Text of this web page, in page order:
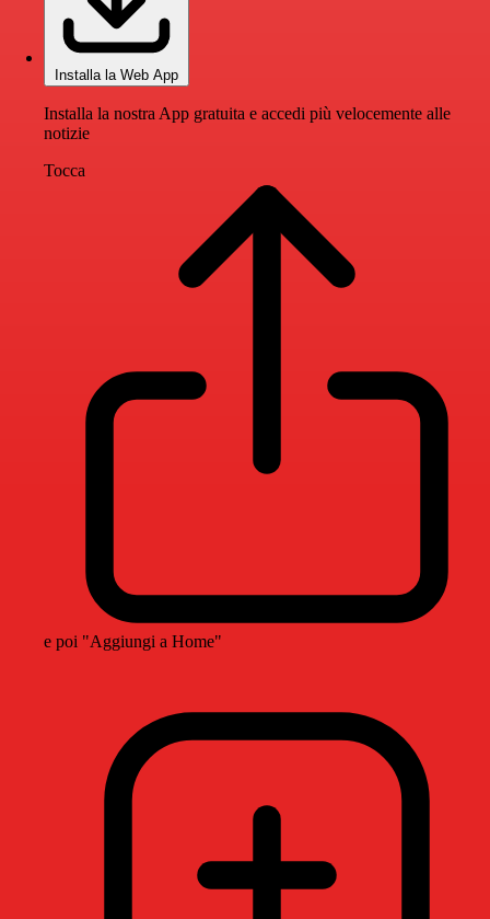
Installa la Web App
Installa la nostra App gratuita e accedi più velocemente alle
notizie
Tocca
e poi "Aggiungi a Home"